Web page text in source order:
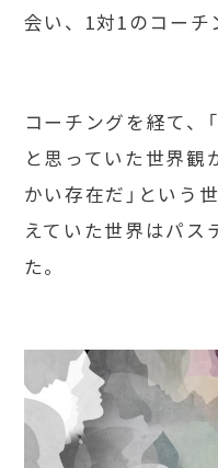
会い、1対1のコーチ
コーチングを経て、
と思っていた世界観
かい存在だ」という
えていた世界はパス
た。